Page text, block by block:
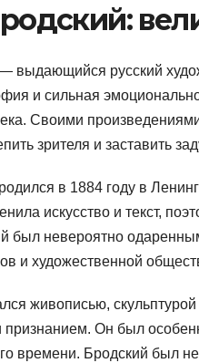
выдающийся русский
и сильная
Своими
зрителя и заставить
в 1884 году в
искусство и текст,
был невероятно
и художественной
живописью,
признанием. Он был
времени. Бродский был